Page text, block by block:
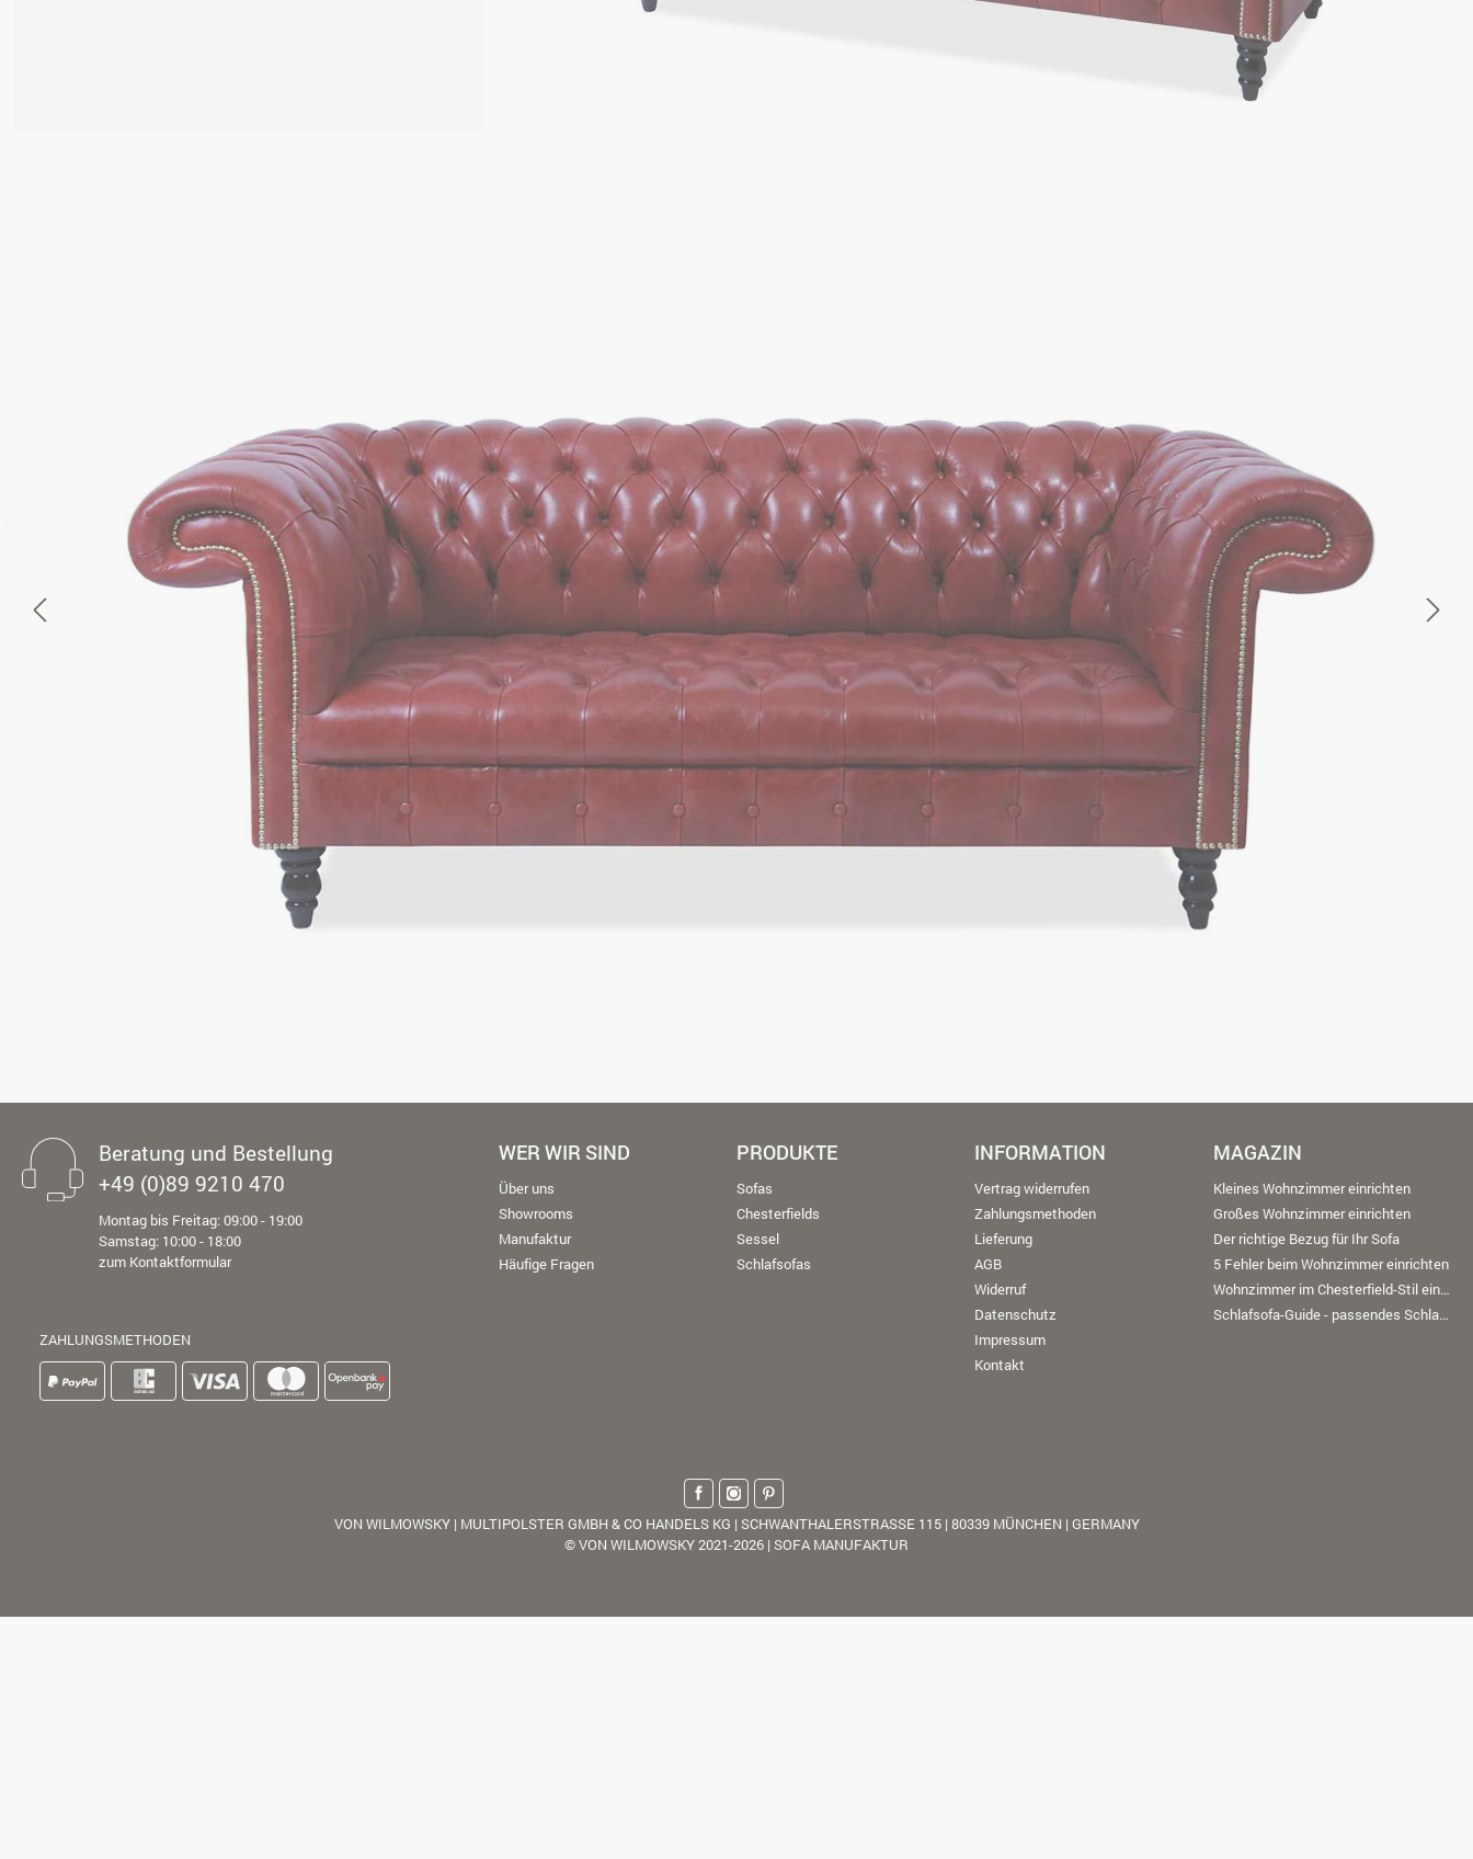
Beratung und Bestellung
+49 (0)89 9210 470
Montag bis Freitag: 09:00 - 19:00
Samstag: 10:00 - 18:00
zum Kontaktformular
ZAHLUNGSMETHODEN
WER WIR SIND
Über uns
Showrooms
Manufaktur
Häufige Fragen
PRODUKTE
Sofas
Chesterfields
Sessel
Schlafsofas
INFORMATION
Vertrag widerrufen
Zahlungsmethoden
Lieferung
AGB
Widerruf
Datenschutz
Impressum
Kontakt
MAGAZIN
Kleines Wohnzimmer einrichten
Großes Wohnzimmer einrichten
Der richtige Bezug für Ihr Sofa
5 Fehler beim Wohnzimmer einrichten
Wohnzimmer im Chesterfield-Stil einrichten
Schlafsofa-Guide - passendes Schlafsofa finden
VON WILMOWSKY | MULTIPOLSTER GMBH & CO HANDELS KG | SCHWANTHALERSTRASSE 115 | 80339 MÜNCHEN | GERMANY
© VON WILMOWSKY 2021-2026 | SOFA MANUFAKTUR